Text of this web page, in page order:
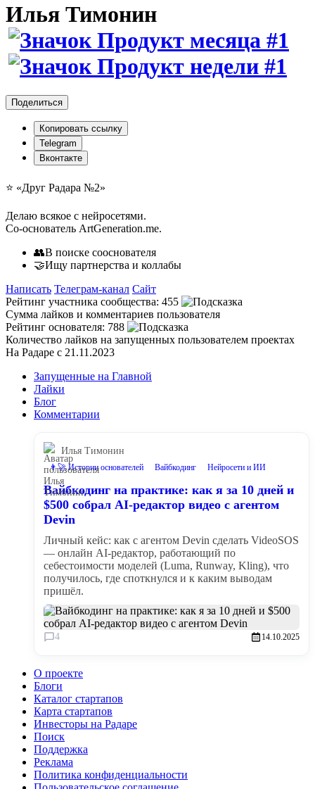
Илья Тимонин
Поделиться
Копировать ссылку
Telegram
Вконтакте
⭐️ «Друг Радара №2»
Делаю всякое с нейросетями.
Со-основатель ArtGeneration.me.
👥В поиске сооснователя
🤝Ищу партнерства и коллабы
Написать Телеграм-канал Сайт
Рейтинг участника сообщества: 455
Сумма лайков и комментариев пользователя
Рейтинг основателя: 788
Количество лайков на запущенных пользователем проектах
На Радаре с 21.11.2023
Запущенные на Главной
Лайки
Блог
Комментарии
Илья Тимонин
👨‍🚀 Истории основателей Вайбкодинг Нейросети и ИИ
Вайбкодинг на практике: как я за 10 дней и
$500 собрал AI-редактор видео с агентом
Devin
Личный кейс: как с агентом Devin сделать VideoSOS
— онлайн AI-редактор, работающий по
себестоимости моделей (Luma, Runway, Kling), что
получилось, где споткнулся и к каким выводам
пришёл.
4 14.10.2025
О проекте
Блоги
Каталог стартапов
Карта стартапов
Инвесторы на Радаре
Поиск
Поддержка
Реклама
Политика конфиденциальности